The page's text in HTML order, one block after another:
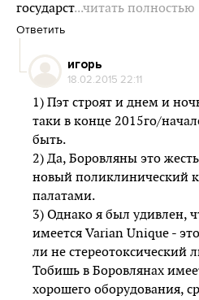
государст...читать полностью
Ответить
игорь
18.02.2015 22:11
1) Пэт строят и днем и
таки в конце 2015го/
быть.
2) Да, Боровляны это
новый поликлинический
палатами.
3) Однако я был удивлен,
имеется Varian Unique -
ли не стереотоксический
Тобишь в Боровлянах
хорошего оборудования,